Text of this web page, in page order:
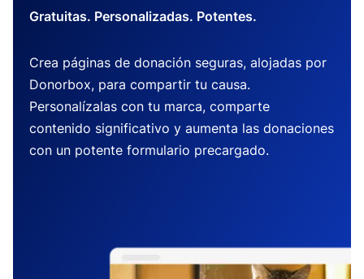
Gratuitas. Personalizadas. Potentes.
Crea páginas de donación seguras, alojadas por
Donorbox, para compartir tu causa.
Personalízalas con tu marca, comparte
contenido significativo y aumenta las donaciones
con un potente formulario precargado.